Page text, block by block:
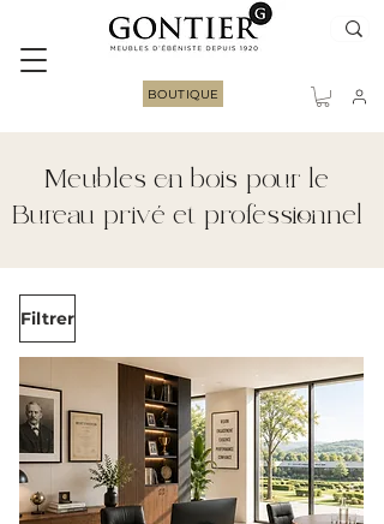
BOUTIQUE
Meubles en bois pour le
Bureau privé et professionnel
Filtrer